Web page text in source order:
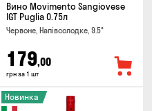
Вино Movimento Sangiovese
IGT Puglia 0.75л
Червоне, Напівсолодке, 9.5°
179,00
грн за 1 шт
Новинка